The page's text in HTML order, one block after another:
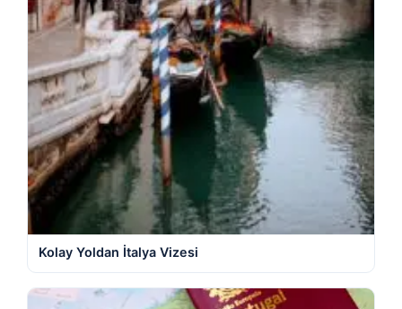
Kolay Yoldan İtalya Vizesi